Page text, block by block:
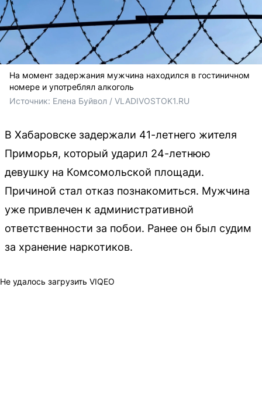
На момент задержания мужчина находился в гостиничном
номере и употреблял алкоголь
Источник: Елена Буйвол / VLADIVOSTOK1.RU
В Хабаровске задержали 41-летнего жителя
Приморья, который ударил 24-летнюю
девушку на Комсомольской площади.
Причиной стал отказ познакомиться. Мужчина
уже привлечен к административной
ответственности за побои. Ранее он был судим
за хранение наркотиков.
Не удалось загрузить VIQEO